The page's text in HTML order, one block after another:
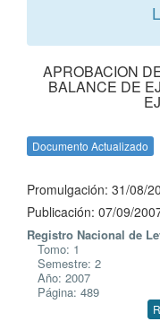
APROBACION
BALANCE DE
Documento Actualizado
Promulgación: 31/08/
Publicación: 07/09/
Registro Nacional de
Tomo: 1
Semestre: 2
Año: 2007
Página: 489